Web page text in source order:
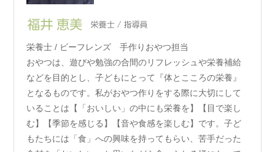
栄養士 / ビーフレンズ 手作りおやつ担当
おやつは、遊びや勉強の合間のリフレッシュや栄養補給
などを目的とし、子どもにとって『体とこころの栄養』
となるものです。私がおやつ作りをする際に大切にして
いることは【「おいしい」の中にも栄養を】【目で楽し
む】【季節を感じる】【音や食感を楽しむ】です。子ど
もたちには「食」への興味を持ってもらい、苦手だった